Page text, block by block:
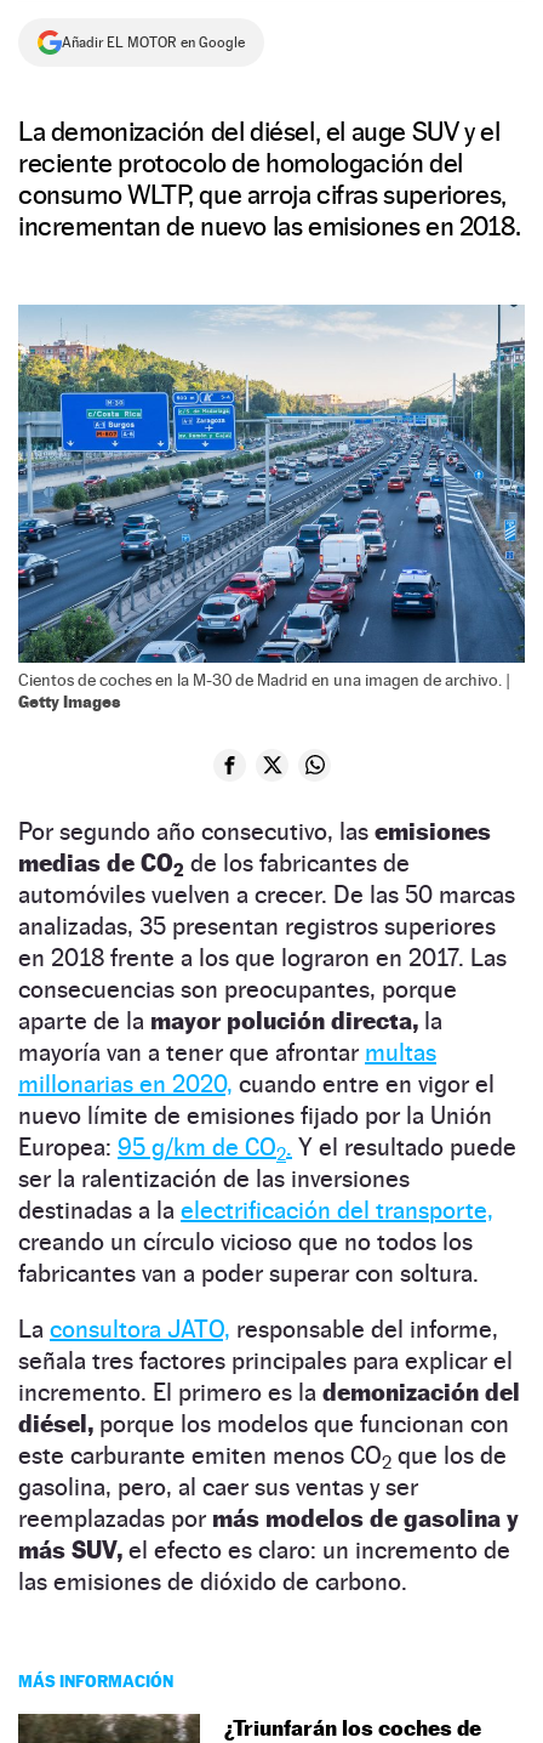
NEWSLETTER
Añadir EL MOTOR en Google
La demonización del diésel, el auge SUV y el
reciente protocolo de homologación del
consumo WLTP, que arroja cifras superiores,
incrementan de nuevo las emisiones en 2018.
Cientos de coches en la M-30 de Madrid en una imagen de archivo. |
Getty Images
Por segundo año consecutivo, las emisiones
medias de CO2 de los fabricantes de
automóviles vuelven a crecer. De las 50 marcas
analizadas, 35 presentan registros superiores
en 2018 frente a los que lograron en 2017. Las
consecuencias son preocupantes, porque
aparte de la mayor polución directa, la
mayoría van a tener que afrontar multas
millonarias en 2020, cuando entre en vigor el
nuevo límite de emisiones fijado por la Unión
Europea: 95 g/km de CO2. Y el resultado puede
ser la ralentización de las inversiones
destinadas a la electrificación del transporte,
creando un círculo vicioso que no todos los
fabricantes van a poder superar con soltura.
La consultora JATO, responsable del informe,
señala tres factores principales para explicar el
incremento. El primero es la demonización del
diésel, porque los modelos que funcionan con
este carburante emiten menos CO2 que los de
gasolina, pero, al caer sus ventas y ser
reemplazadas por más modelos de gasolina y
más SUV, el efecto es claro: un incremento de
las emisiones de dióxido de carbono.
MÁS INFORMACIÓN
¿Triunfarán los coches de